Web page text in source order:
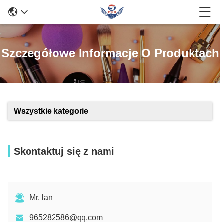
Szczegółowe Informacje O Produktach
Wszystkie kategorie
Skontaktuj się z nami
Mr. lan
965282586@qq.com